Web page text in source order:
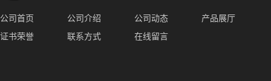
公司首页 公司介绍 公司动态
产品展厅
证书荣誉
联系方式 在线留言